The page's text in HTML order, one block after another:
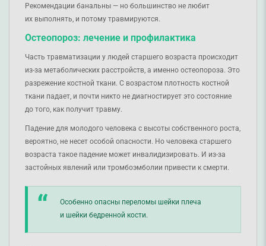
Рекомендации банальны — но большинство не любит
их выполнять, и потому травмируются.
Остеопороз: лечение и профилактика
Часть травматизации у людей старшего возраста происходит
из-за метаболических расстройств, а именно остеопороза. Это
разрежение костной ткани. С возрастом плотность костной
ткани падает, и почти никто не диагностирует это состояние
до того, как получит травму.
Падение для молодого человека с высоты собственного роста,
вероятно, не несет особой опасности. Но человека старшего
возраста такое падение может инвалидизировать. И из-за
застойных явлений или тромбоэмболии привести к смерти.
Особенно опасны переломы шейки плеча
и шейки бедренной кости.